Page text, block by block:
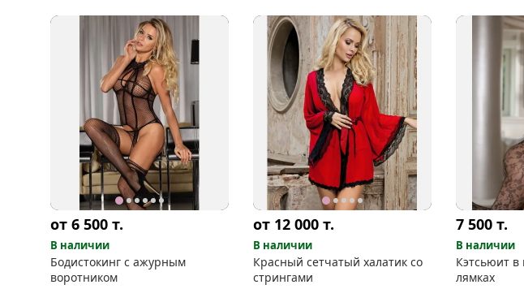
от 6 500 т.
В наличии
Бодистокинг с ажурным
воротником
от 12 000 т.
В наличии
Красный сетчатый халатик со
стрингами
7 500 т.
В наличии
Кэтсьюит в
лямках